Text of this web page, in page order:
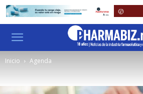
Inicio Agenda